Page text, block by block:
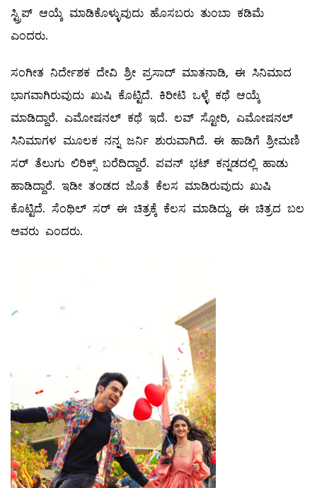
ಸ್ಟ್ರಿಪ್ ಆಯ್ಕೆ ಮಾಡಿಕೊಳ್ಳುವುದು ಹೊಸಬರು ತುಂಬಾ ಕಡಿಮೆ
ಎಂದರು.
ಸಂಗೀತ ನಿರ್ದೇಶಕ ದೇವಿ ಶ್ರೀ ಪ್ರಸಾದ್ ಮಾತನಾಡಿ, ಈ ಸಿನಿಮಾದ
ಭಾಗವಾಗಿರುವುದು ಖುಷಿ ಕೊಟ್ಟಿದೆ. ಕಿರೀಟಿ ಒಳ್ಳೆ ಕಥೆ ಆಯ್ಕೆ
ಮಾಡಿದ್ದಾರೆ.‌ ಎಮೋಷನಲ್ ಕಥೆ ಇದೆ. ಲವ್ ಸ್ಟೋರಿ, ಎಮೋಷನಲ್
ಸಿನಿಮಾಗಳ ಮೂಲಕ ನನ್ನ ಜರ್ನಿ ಶುರುವಾಗಿದೆ. ಈ ಹಾಡಿಗೆ ಶ್ರೀಮಣಿ
ಸರ್ ತೆಲುಗು ಲಿರಿಕ್ಸ್ ಬರೆದಿದ್ದಾರೆ. ಪವನ್ ಭಟ್ ಕನ್ನಡದಲ್ಲಿ ಹಾಡು
ಹಾಡಿದ್ದಾರೆ. ಇಡೀ ತಂಡದ ಜೊತೆ ಕೆಲಸ ಮಾಡಿರುವುದು ಖುಷಿ
ಕೊಟ್ಟಿದೆ. ಸೆಂಥಿಲ್ ಸರ್ ಈ ಚಿತ್ರಕ್ಕೆ ಕೆಲಸ ಮಾಡಿದ್ದು, ಈ ಚಿತ್ರದ ಬಲ
ಅವರು ಎಂದರು.